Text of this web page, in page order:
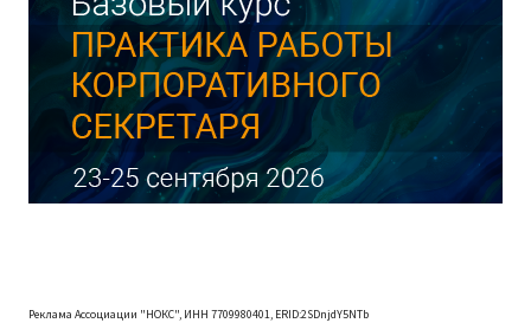
Реклама Ассоциации "НОКС", ИНН 7709980401, ERID:2SDnjdY5NTb